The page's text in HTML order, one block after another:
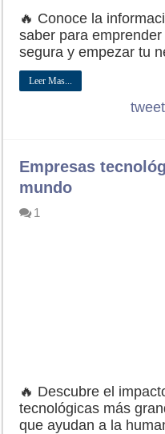
🔥 Conoce la
saber para
segura y empezar tu
Leer Mas...
tweet
Empresas
mundo
1
🔥 Descubre el
tecnológicas más
que ayudan a la